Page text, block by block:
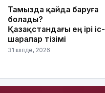
Тамызда қайда баруға
болады?
Қазақстандағы ең ірі іс-
шаралар тізімі
31 шілде, 2026